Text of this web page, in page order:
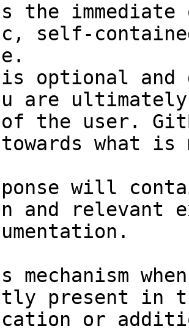
the
self-
optional and
are
of the user.
towards what
will
and relevant
mechanism
present in
or